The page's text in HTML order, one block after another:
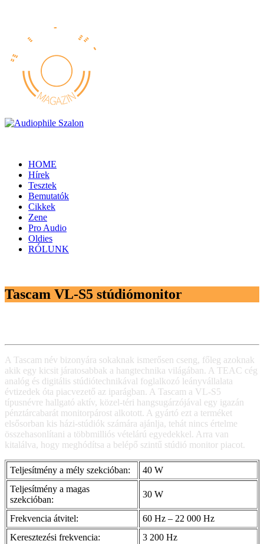
HOME
Hírek
Tesztek
Bemutatók
Cikkek
Zene
Pro Audio
Oldies
RÓLUNK
Tascam VL-S5 stúdiómonitor
A Tascam név bizonyára sokaknak ismerősen cseng, főleg azoknak
akik egy kicsit járatosabbak a hangtechnika világában. A TEAC cég
analóg és digitális stúdiótechnikával foglalkozó leányvállalata
évtizedek óta piacvezető az iparágban. A Tascam a VL-S5
típusnévre hallgató aktív, közel-téri hangsugárzójával egy igazán
pénztárcabarát monitorpárost alkotott. A gyártó ezt a terméket
elsősorban kis házi-stúdiók számára ajánlja, tehát nincs értelme
összehasonlítani a többmilliós vételárú egyedekkel. Arra van
kitalálva, hogy meghódítsa a belépő szintű stúdió monitor piacot.
Teljesítmény a mély szekcióban:
40 W
Teljesítmény a magas
szekcióban:
30 W
Frekvencia átvitel:
60 Hz – 22 000 Hz
Keresztezési frekvencia:
3 200 Hz